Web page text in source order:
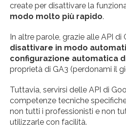
create per disattivare la
modo molto più rapido.
In altre parole, grazie alle API
disattivare in modo
configurazione automatica
proprietà di GA3 (perdonami il
Tuttavia, servirsi delle API di
competenze tecniche
non tutti i professionisti e non
utilizzarle con facilità.